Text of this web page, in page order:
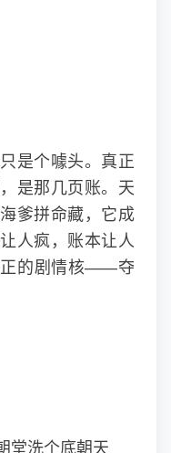
是个噱头。真正
是那几页账。天
爹拼命藏，它成
人疯，账本让人
正的剧情核——夺
堂洗个底朝天